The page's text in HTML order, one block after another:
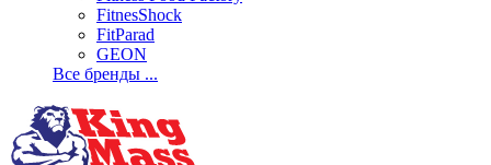
FitnesShock
FitParad
GEON
Все бренды ...